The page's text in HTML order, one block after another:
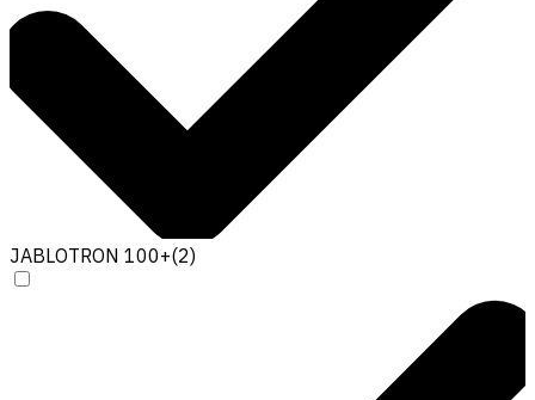
JABLOTRON 100+(2)